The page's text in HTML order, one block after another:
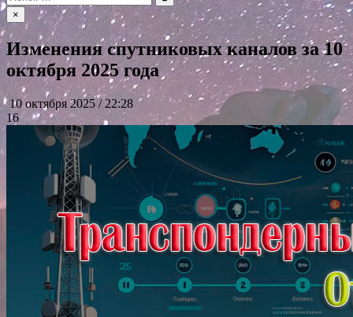
×
Изменения спутниковых каналов за 10
октября 2025 года
10 октября 2025 / 22:28
16